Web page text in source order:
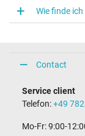
Wie finde
Contact
Service client
Telefon:+49
Mo-Fr: 9:00-